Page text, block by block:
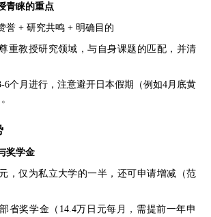
青睐的重点
誉 + 研究共鸣 + 明确目的
重教授研究领域，与自身课题的匹配，并清
6个月进行，注意避开日本假期（例如4月底黄
奖学金
，仅为私立大学的一半，还可申请增减（范
省奖学金（14.4万日元每月，需提前一年申